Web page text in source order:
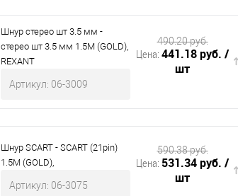
Шнур стерео шт 3.5 мм -
стерео шт 3.5 мм 1.5М (GOLD),
REXANT
Артикул: 06-3009
Цена: 441.18 руб. /
шт
490.20 руб.
Шнур SCART - SCART (21pin)
1.5М (GOLD),
Артикул: 06-3075
Цена: 531.34 руб. /
шт
590.38 руб.